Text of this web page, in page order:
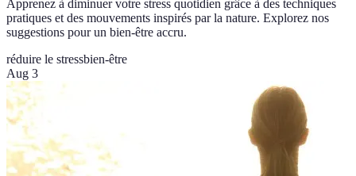
Apprenez à diminuer votre stress quotidien grâce à des techniques
pratiques et des mouvements inspirés par la nature. Explorez nos
suggestions pour un bien-être accru.
réduire le stressbien-être
Aug 3